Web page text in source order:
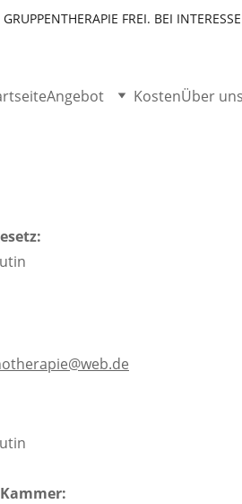
FREI. BEI
Angebot KostenÜber uns